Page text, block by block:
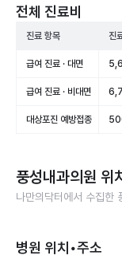
전체 진료비
진료 항목 진
급여 진료 · 대면
급여 진료 · 비대면
대상포진 예방접종
풍성내과의원 위
나만의닥터에서 수집한
병원 위치•주소